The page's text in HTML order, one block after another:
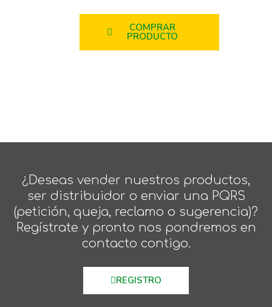
COMPRAR
PRODUCTO
¿Deseas vender nuestros productos,
ser distribuidor o enviar una PQRS
(petición, queja, reclamo o sugerencia)?
Regístrate y pronto nos pondremos en
contacto contigo.
REGISTRO